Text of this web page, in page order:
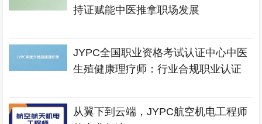
持证赋能中医推拿职场发展
JYPC全国职业资格考试认证中心中医
生殖健康理疗师：行业合规职业认证
从翼下到云端，JYPC航空机电工程师